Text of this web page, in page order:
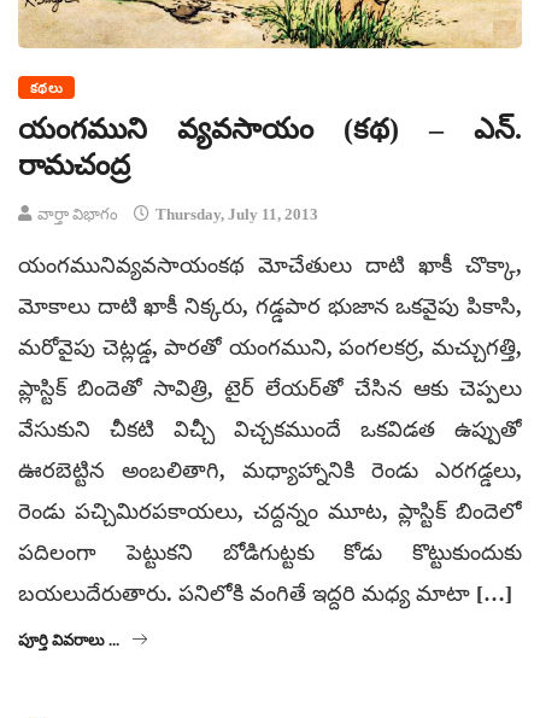
కథలు
యంగముని వ్యవసాయం (కథ) – ఎన్.
రామచంద్ర
వార్తా విభాగం Thursday, July 11, 2013
యంగమునివ్యవసాయంకథ మోచేతులు దాటి ఖాకీ చొక్కా,
మోకాలు దాటి ఖాకీ నిక్కరు, గడ్డపార భుజాన ఒకవైపు పికాసి,
మరోవైపు చెట్లడ్డ, పారతో యంగముని, పంగలకర్ర, మచ్చుగత్తి,
ప్లాస్టిక్‌ బిందెతో సావిత్రి, టైర్‌ లేయర్‌తో చేసిన ఆకు చెప్పలు
వేసుకుని చీకటి విచ్చీ విచ్చకముందే ఒకవిడత ఉప్పుతో
ఊరబెట్టిన అంబలితాగి, మధ్యాహ్నానికి రెండు ఎరగడ్డలు,
రెండు పచ్చిమిరపకాయలు, చద్దన్నం మూట, ప్లాస్టిక్‌ బిందెలో
పదిలంగా పెట్టుకని బోడిగుట్టకు కోడు కొట్టుకుందుకు
బయలుదేరుతారు. పనిలోకి వంగితే ఇద్దరి మధ్య మాటా […]
పూర్తి వివరాలు ...